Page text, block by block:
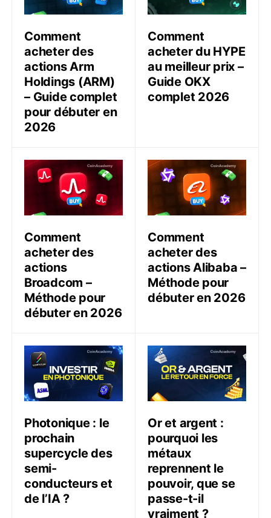
Comment
acheter des
actions Arm
Holdings (ARM)
– Guide complet
pour débuter en
2026
Comment
acheter du HYPE
au meilleur prix –
Guide OKX
complet 2026
Comment acheter des actions Broadcom – Méthode
Comment
acheter des
actions
Broadcom –
Méthode pour
débuter en 2026
Comment acheter des
Comment
acheter des
actions Alibaba –
Méthode pour
débuter en 2026
Photonique : le prochain supercycle des semi-
Photonique : le
prochain
supercycle des
semi-
conducteurs et
de l’IA ?
Or et argent : pourquoi
Or et argent :
pourquoi les
métaux
reprennent le
pouvoir, que se
passe-t-il
vraiment ?